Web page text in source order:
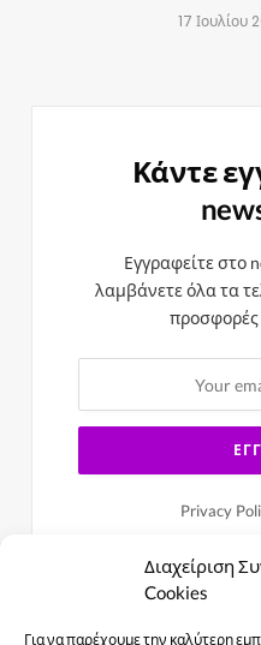
Διαχείριση
Cookies
Για να παρέχουμε την καλύτερη
17 Ιουλίου
Κάντε
Εγγραφείτε στο
λαμβάνετε όλα τα
Privacy